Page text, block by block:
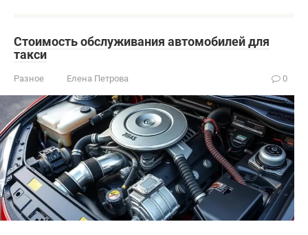
Стоимость обслуживания автомобилей для
такси
Разное Елена Петрова 0